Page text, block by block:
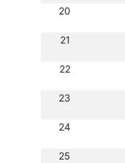
20
21
22
23
24
25